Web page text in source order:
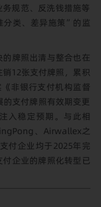
规范、反洗钱措施等
分类、差异施策”的监
牌照出清与整合也在
12张支付牌照，累积
非银行支付机构监督
支付牌照有效期变更
入稳定预期。与此相
、Airwallex之
付企业均于2025年完
企业的牌照化转型已